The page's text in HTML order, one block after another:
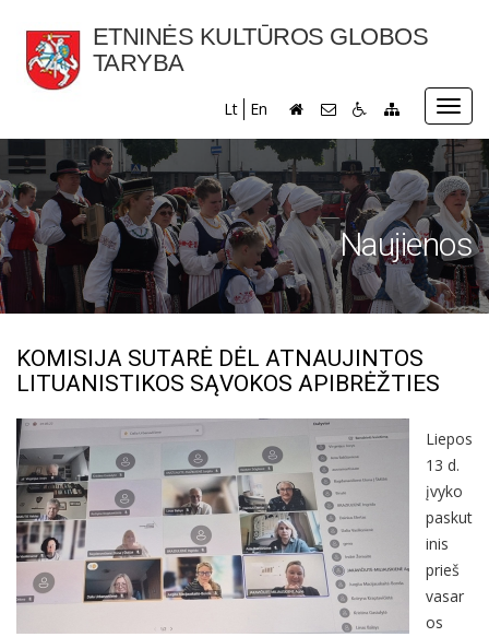
ETNINĖS KULTŪROS GLOBOS
TARYBA
Lt En
Naujienos
KOMISIJA SUTARĖ DĖL ATNAUJINTOS
LITUANISTIKOS SĄVOKOS APIBRĖŽTIES
Liepos
13 d.
įvyko
paskut
inis
prieš
vasar
os